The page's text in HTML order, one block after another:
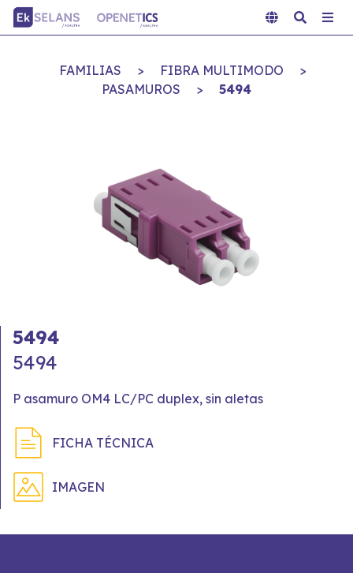
FAMILIAS > FIBRA MULTIMODO
>
PASAMUROS
> 5494
5494
5494
P asamuro OM4 LC/PC duplex, sin aletas
FICHA TÉCNICA
IMAGEN